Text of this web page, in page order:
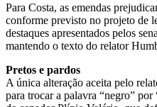
Para Costa, as emendas
conforme previsto no projeto de
destaques apresentados pelos
mantendo o texto do relator
Pretos e pardos
A única alteração aceita pelo
para trocar a palavra “negro”